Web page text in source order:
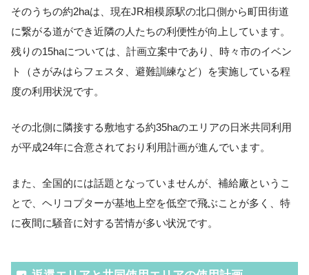
そのうちの約2haは、現在JR相模原駅の北口側から町田街道
に繋がる道ができ近隣の人たちの利便性が向上しています。
残りの15haについては、計画立案中であり、時々市のイベン
ト（さがみはらフェスタ、避難訓練など）を実施している程
度の利用状況です。
その北側に隣接する敷地する約35haのエリアの日米共同利用
が平成24年に合意されており利用計画が進んでいます。
また、全国的には話題となっていませんが、補給廠というこ
とで、ヘリコプターが基地上空を低空で飛ぶことが多く、特
に夜間に騒音に対する苦情が多い状況です。